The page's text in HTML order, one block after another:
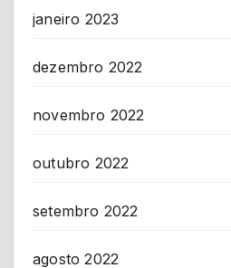
janeiro 2023
dezembro 2022
novembro 2022
outubro 2022
setembro 2022
agosto 2022